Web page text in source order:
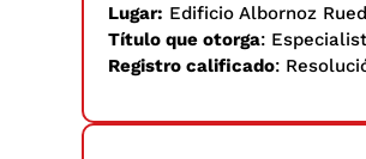
Lugar: Edificio Albornoz
Título que otorga:
Registro calificado: